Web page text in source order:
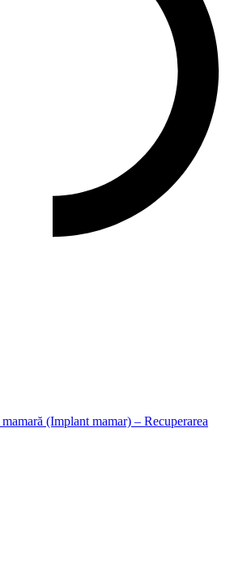
(Implant mamar) – Recuperarea